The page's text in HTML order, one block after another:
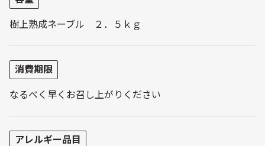
樹上熟成ネーブル ２．５ｋｇ
消費期限
なるべく早くお召し上がりください
アレルギー品目